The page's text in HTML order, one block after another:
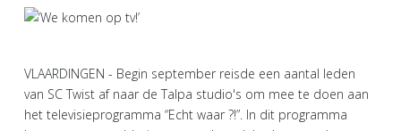
VLAARDINGEN - Begin september reisde een aantal leden
van SC Twist af naar de Talpa studio's om mee te doen aan
het televisieprogramma “Echt waar ?!”. In dit programma